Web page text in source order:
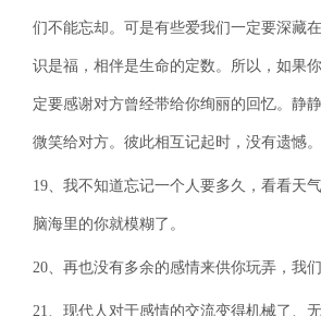
们不能忘却。可是有些爱我们一定要深藏
识是福，相伴是生命的定数。所以，如果
定要感谢对方曾经带给你绚丽的回忆。静
微笑给对方。彼此相互记起时，没有遗憾。
19、我不知道忘记一个人要多久，看看天
脑海里的你就模糊了。
20、再也没有多余的感情来供你玩弄，我们
21、现代人对于感情的交流变得机械了、